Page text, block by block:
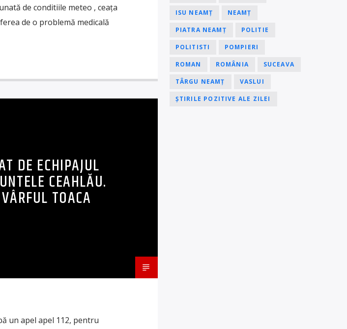
de conditiile meteo , ceața
de o problemă medicală
DE ECHIPAJUL
CEAHLĂU.
TOACA
un apel apel 112, pentru
ISU NEAMȚ NEAMȚ
PIATRA NEAMȚ POLITIE
POLITISTI POMPIERI
ROMAN ROMÂNIA SUCEAVA
TÂRGU NEAMȚ VASLUI
ȘTIRILE POZITIVE ALE ZILEI